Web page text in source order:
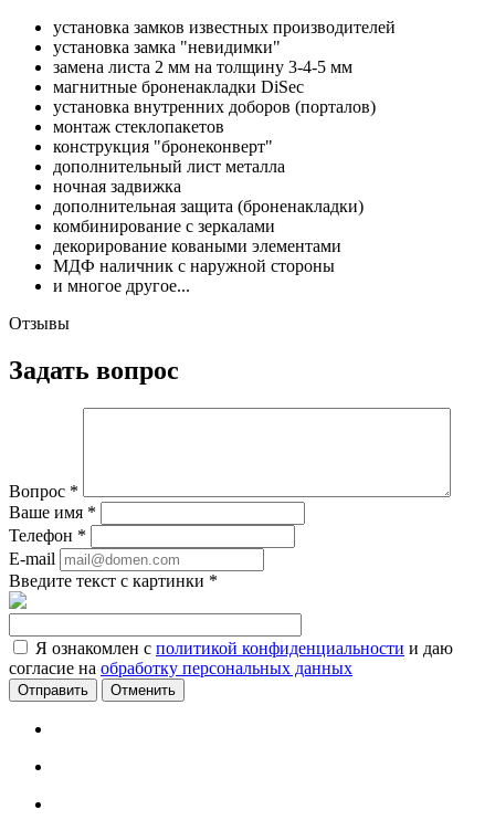
установка замков известных производителей
установка замка "невидимки"
замена листа 2 мм на толщину 3-4-5 мм
магнитные броненакладки DiSec
установка внутренних доборов (порталов)
монтаж стеклопакетов
конструкция "бронеконверт"
дополнительный лист металла
ночная задвижка
дополнительная защита (броненакладки)
комбинирование с зеркалами
декорирование коваными элементами
МДФ наличник с наружной стороны
и многое другое...
Отзывы
Задать вопрос
Вопрос *
Ваше имя *
Телефон *
E-mail
Введите текст с картинки *
Я ознакомлен с политикой конфиденциальности и даю
согласие на обработку персональных данных
Отменить